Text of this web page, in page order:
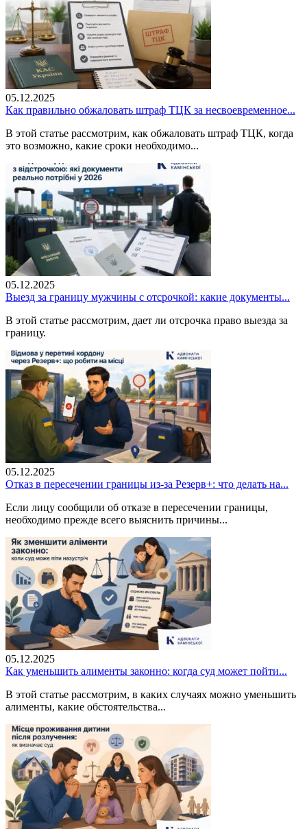
05.12.2025
Как правильно обжаловать штраф ТЦК за несвоевременное...
В этой статье рассмотрим, как обжаловать штраф ТЦК, когда
это возможно, какие сроки необходимо...
05.12.2025
Выезд за границу мужчины с отсрочкой: какие документы...
В этой статье рассмотрим, дает ли отсрочка право выезда за
границу.
05.12.2025
Отказ в пересечении границы из-за Резерв+: что делать на...
Если лицу сообщили об отказе в пересечении границы,
необходимо прежде всего выяснить причины...
05.12.2025
Как уменьшить алименты законно: когда суд может пойти...
В этой статье рассмотрим, в каких случаях можно уменьшить
алименты, какие обстоятельства...